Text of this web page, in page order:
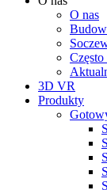
O nas
Często
3D VR
Produkty